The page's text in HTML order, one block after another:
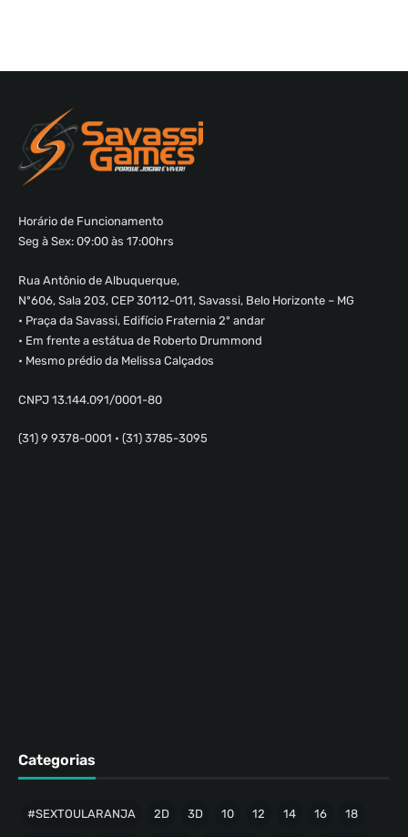
Horário de Funcionamento
Seg à Sex: 09:00 às 17:00hrs
Rua Antônio de Albuquerque,
Nº606, Sala 203, CEP 30112-011, Savassi, Belo Horizonte – MG
• Praça da Savassi, Edifício Fraternia 2º andar
• Em frente a estátua de Roberto Drummond
• Mesmo prédio da Melissa Calçados
CNPJ 13.144.091/0001-80
(31) 9 9378-0001 • (31) 3785-3095
Categorias
#SEXTOULARANJA 2D 3D 10 12 14 16 18